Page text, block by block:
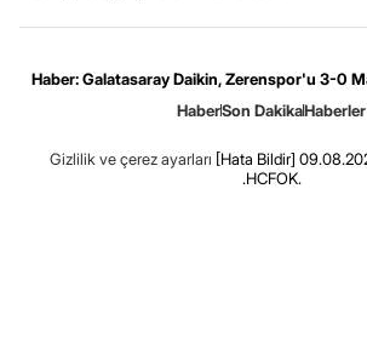
Haber: Galatasaray Daikin, Zerenspor'u 3-0
HaberSon DakikaHaberler
Gizlilik ve çerez ayarları [Hata Bildir]
.HCFOK.